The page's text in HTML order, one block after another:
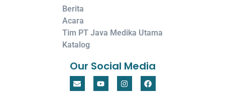
Berita
Acara
Tim PT Java Medika Utama
Katalog
Our Social Media